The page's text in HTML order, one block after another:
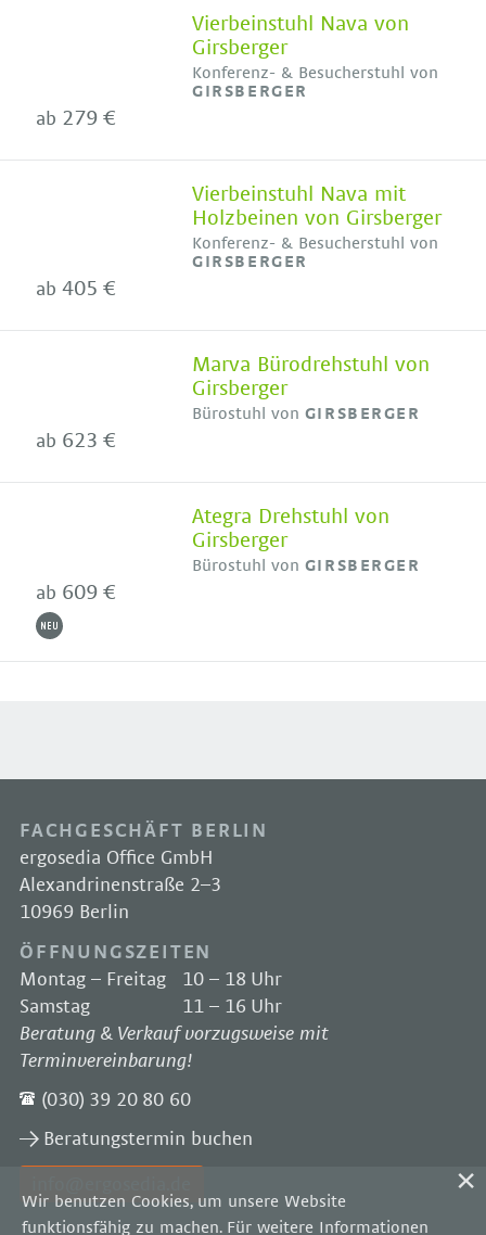
Vierbeinstuhl Nava von
Girsberger
Konferenz- & Besucherstuhl von
GIRSBERGER
ab 279 €
Vierbeinstuhl Nava mit
Holzbeinen von Girsberger
Konferenz- & Besucherstuhl von
GIRSBERGER
ab 405 €
Marva Bürodrehstuhl von
Girsberger
Bürostuhl von GIRSBERGER
ab 623 €
Ategra Drehstuhl von
Girsberger
Bürostuhl von GIRSBERGER
ab 609 €
FACHGESCHÄFT BERLIN
ergosedia Office GmbH
Alexandrinenstraße 2–3
10969 Berlin
ÖFFNUNGSZEITEN
Montag – Freitag
10 – 18 Uhr
Samstag
11 – 16 Uhr
Beratung & Verkauf vorzugsweise mit
Terminvereinbarung!
(030) 39 20 80 60
Beratungstermin buchen
Wir benutzen Cookies, um unsere Website
funktionsfähig zu machen. Für weitere Informationen